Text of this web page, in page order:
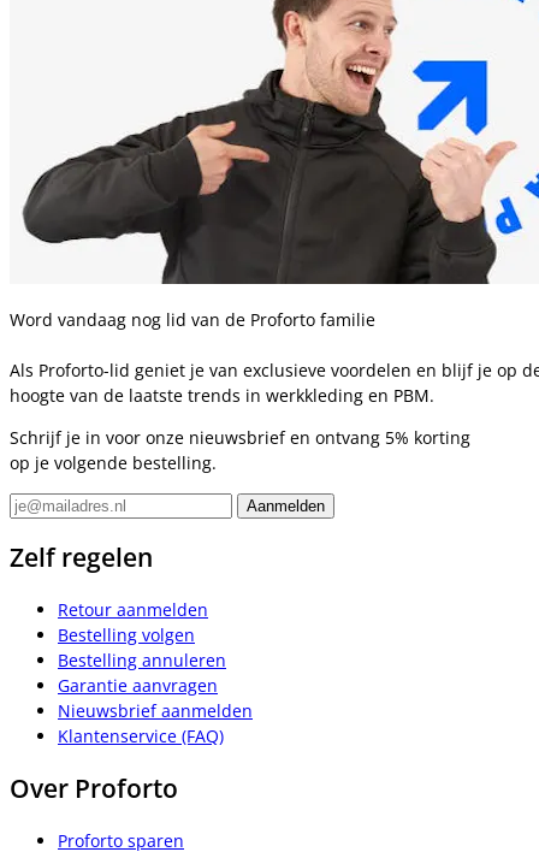
Word vandaag nog lid van de Proforto familie
Als Proforto-lid geniet je van exclusieve voordelen en blijf je op
hoogte van de laatste trends in werkkleding en PBM.
Schrijf je in voor onze nieuwsbrief en ontvang 5% korting
op je volgende bestelling.
Zelf regelen
Retour aanmelden
Bestelling volgen
Bestelling annuleren
Garantie aanvragen
Nieuwsbrief aanmelden
Klantenservice (FAQ)
Over Proforto
Proforto sparen